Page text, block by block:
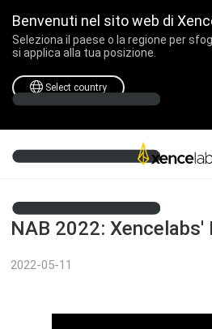
Benvenuti nel sito web di
Seleziona il paese o la regione per
si applica alla tua posizione.
Select country
NAB 2022: Xencelabs'
2022-05-11